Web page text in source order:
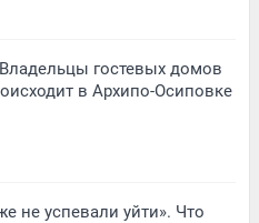
гостевых домов
в Архипо-Осиповке
не успевали уйти». Что